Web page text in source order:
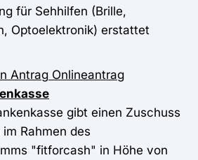
für Sehhilfen (Brille,
Optoelektronik) erstattet
Antrag Onlineantrag
gibt einen Zuschuss
Rahmen des
"fitforcash" in Höhe von